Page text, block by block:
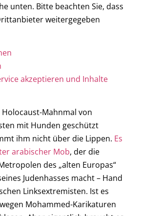
unten. Bitte beachten Sie, dass
weitergegeben
akzeptieren und Inhalte
Mahnmal von
mit Hunden geschützt
ihm nicht über die Lippen. Es
arabischer Mob, der die
des „alten Europas“
Judenhasses macht – Hand
Linksextremisten. Ist es
Mohammed-Karikaturen